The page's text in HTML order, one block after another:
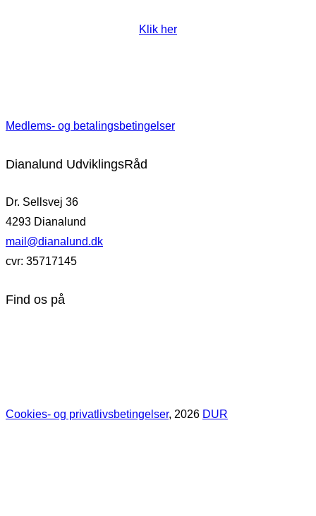
Klik her
Medlems- og betalingsbetingelser
Dianalund UdviklingsRåd
Dr. Sellsvej 36
4293 Dianalund
mail@dianalund.dk
cvr: 35717145
Find os på
Cookies- og privatlivsbetingelser, 2026 DUR